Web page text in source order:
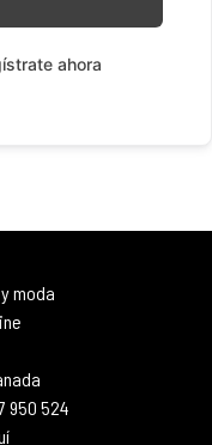
ahora
moda
950 524